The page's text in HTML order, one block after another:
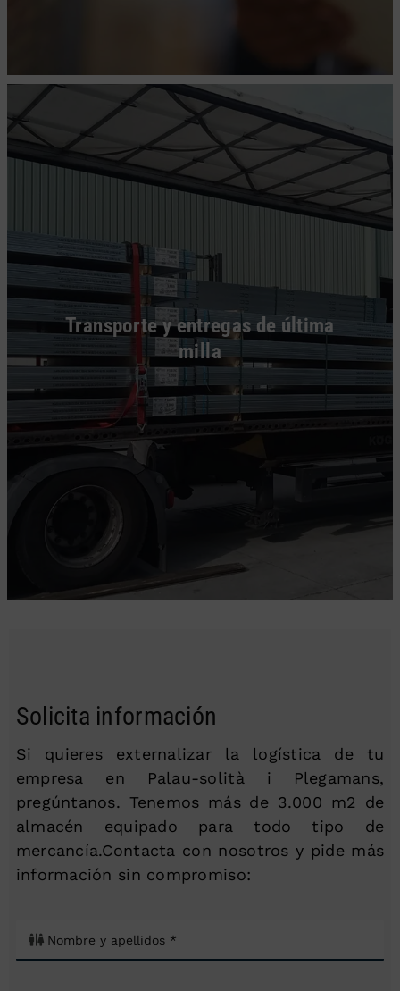
Transporte y entregas de última
milla
Solicita información
Si quieres externalizar la logística de tu
empresa en Palau-solità i Plegamans,
pregúntanos. Tenemos más de 3.000 m2 de
almacén equipado para todo tipo de
mercancía.Contacta con nosotros y pide más
información sin compromiso: